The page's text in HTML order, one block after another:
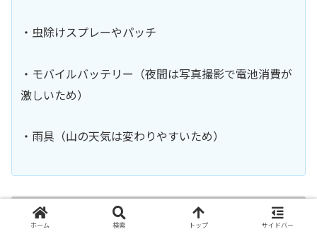
・虫除けスプレーやパッチ
・モバイルバッテリー（夜間は写真撮影で電池消費が
激しいため）
・雨具（山の天気は変わりやすいため）
混雑を避けて賢く回るための攻略法
ホーム 検索 トップ サイドバー